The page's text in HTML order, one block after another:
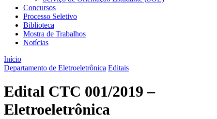
Concursos
Processo Seletivo
Biblioteca
Mostra de Trabalhos
Notícias
Início
Departamento de Eletroeletrônica Editais
Edital CTC 001/2019 –
Eletroeletrônica